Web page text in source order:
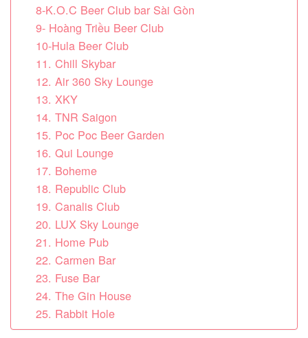
8-K.O.C Beer Club bar Sài Gòn
9- Hoàng Triều Beer Club
10-Hula Beer Club
11. Chill Skybar
12. Air 360 Sky Lounge
13. XKY
14. TNR Saigon
15. Poc Poc Beer Garden
16. Qui Lounge
17. Boheme
18. Republic Club
19. Canalis Club
20. LUX Sky Lounge
21. Home Pub
22. Carmen Bar
23. Fuse Bar
24. The Gin House
25. Rabbit Hole